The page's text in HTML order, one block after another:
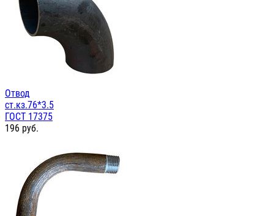
Отвод
ст.кз.76*3.5
ГОСТ 17375
196 руб.